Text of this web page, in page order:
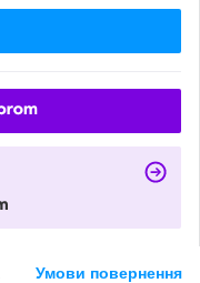
Умови повернення